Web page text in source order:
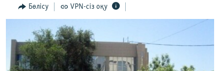
ӘЛЕУМЕТ
АРНАЙЫ ЖОБАЛАР
Русский
Бөлісу VPN-сіз оқу